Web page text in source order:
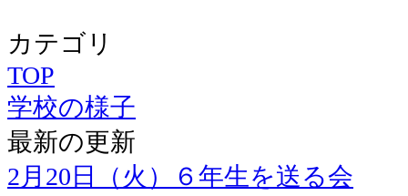
カテゴリ
TOP
学校の様子
最新の更新
2月20日（火）６年生を送る会